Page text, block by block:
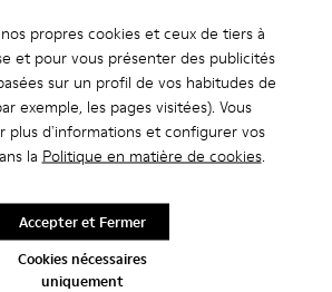
propres cookies et ceux de tiers à
et pour vous présenter des publicités
sur un profil de vos habitudes de
exemple, les pages visitées). Vous
plus d'informations et configurer vos
la Politique en matière de cookies.
Cookies nécessaires
uniquement
Accepter et Fermer
Mocassins
Clogs
Chaussures casual
Chaussures habillées